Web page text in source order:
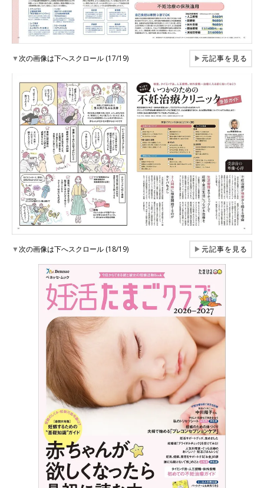
▼次の画像は下へスクロール (17/19) ▶元記事を見る
▼次の画像は下へスクロール (18/19) ▶元記事を見る